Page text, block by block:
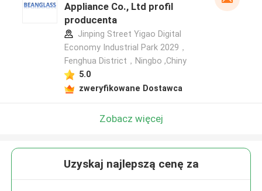
Appliance Co., Ltd profil
producenta
Jinping Street Yigao Digital
Economy Industrial Park 2029，
Fenghua District，Ningbo ,Chiny
5.0
zweryfikowane Dostawca
Zobacz więcej
Uzyskaj najlepszą cenę za